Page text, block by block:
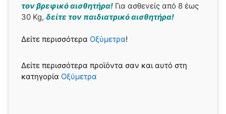
τον βρεφικό αισθητήρα! Για ασθενείς από 8 έως
30 Kg, δείτε τον παιδιατρικό αισθητήρα!
Δείτε περισσότερα Οξύμετρα!
Δείτε περισσότερα προϊόντα σαν και αυτό στη
κατηγορία Οξύμετρα